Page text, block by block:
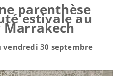
parenthèse
estivale au
Marrakech
vendredi 30 septembre